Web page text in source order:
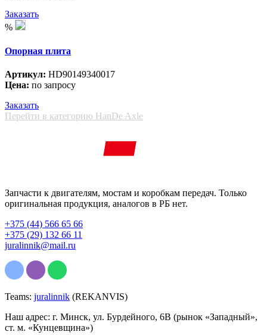
Заказать
%
Опорная плита
Артикул: HD90149340017
Цена: по запросу
Заказать
Перейти в категорию HanDe Axle
Запчасти к двигателям, мостам и коробкам передач. Только
оригинальная продукция, аналогов в РБ нет.
+375 (44) 566 65 66
+375 (29) 132 66 11
juralinnik@mail.ru
Teams: juralinnik (REKANVIS)
Наш адрес: г. Минск, ул. Бурдейного, 6В (рынок «Западный»,
ст. м. «Кунцевщина»)